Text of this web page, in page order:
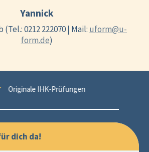
Yannick
0212 222070 | Mail: uform@u-
form.de)
Originale IHK-Prüfungen
dich da!